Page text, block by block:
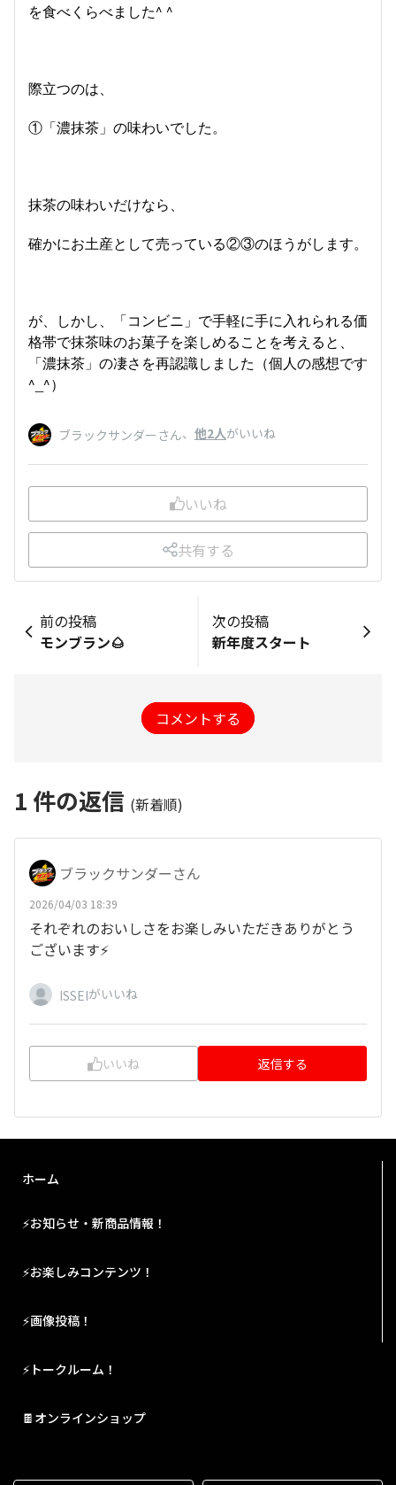
を食べくらべました^ ^
際立つのは、
①「濃抹茶」の味わいでした。
抹茶の味わいだけなら、
確かにお土産として売っている②③のほうがします。
が、しかし、「コンビニ」で手軽に手に入れられる価
格帯で抹茶味のお菓子を楽しめることを考えると、
「濃抹茶」の凄さを再認識しました（個人の感想です
^_^）
ブラックサンダーさん、 他2人がいいね
いいね
共有する
前の投稿
モンブラン🌰
次の投稿
新年度スタート
コメントする
1 件の返信 (新着順)
ブラックサンダーさん
2026/04/03 18:39
それぞれのおいしさをお楽しみいただきありがとう
ございます⚡
ISSEIがいいね
いいね 返信する
ホーム
⚡お知らせ・新商品情報！
⚡お楽しみコンテンツ！
⚡画像投稿！
⚡トークルーム！
🍫オンラインショップ